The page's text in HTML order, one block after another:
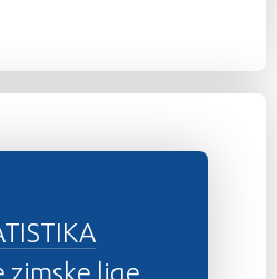
zimske lige